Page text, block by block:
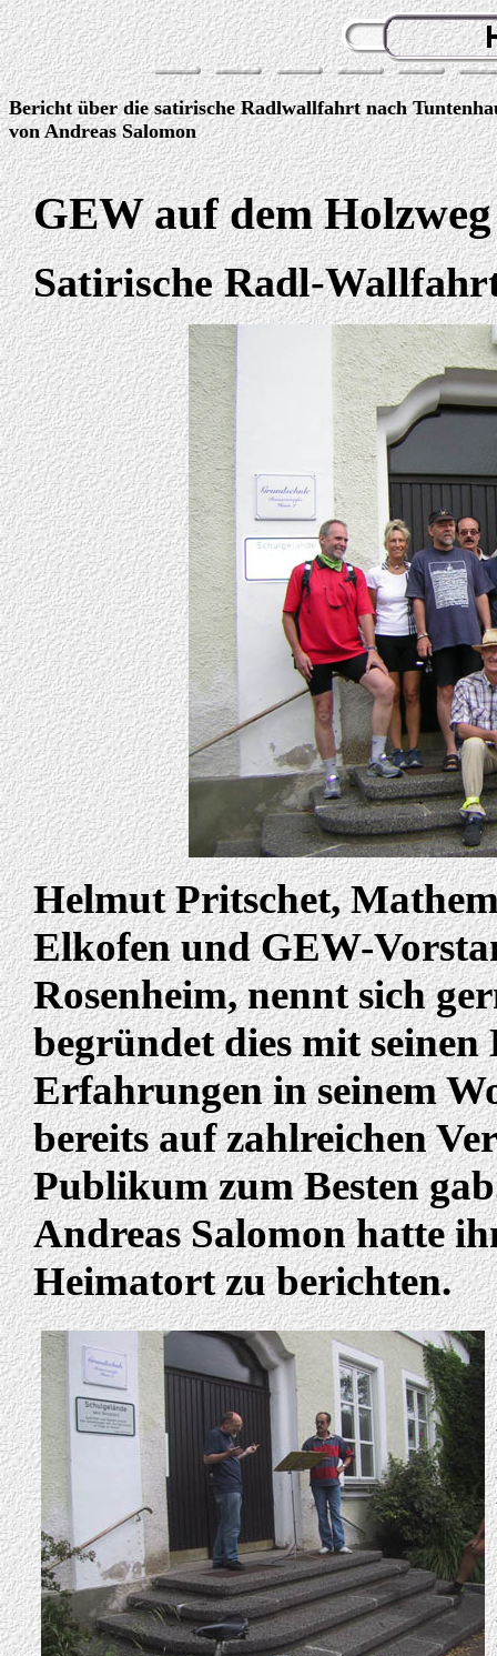
Bericht über die satirische Radlwallfahrt nach
von Andreas Salomon
GEW auf dem Holzweg
Satirische Radl-
Helmut Pritschet,
Elkofen und GEW-
Rosenheim, nennt sich
begründet dies mit
Erfahrungen in seinem
bereits auf zahlreichen
Publikum zum Besten
Andreas Salomon hatte
Heimatort zu berichten.